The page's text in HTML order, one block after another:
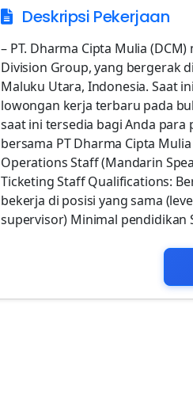
Deskripsi Pekerjaan
– PT. Dharma Cipta Mulia
Division Group, yang bergerak
Maluku Utara, Indonesia. Saat
lowongan kerja terbaru pada
saat ini tersedia bagi Anda
bersama PT Dharma Cipta
Operations Staff (Mandarin
Ticketing Staff Qualifications:
bekerja di posisi yang sama
supervisor) Minimal pendidikan